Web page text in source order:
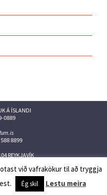
Á ÍSLANDI
0889
8899
REYKJAVÍK
YouTube
Issuu
við vafrakökur til að tryggja
Ég skil Lestu meira